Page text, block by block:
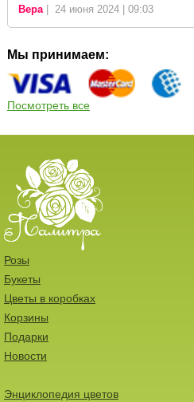
Вера| 24 июня 2024 | 09:03
Мы принимаем:
Посмотреть все
Розы
Букеты
Цветы в коробках
Корзины
Подарки
Новости
Энциклопедия цветов